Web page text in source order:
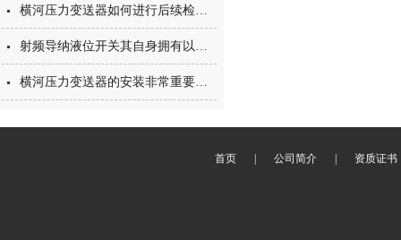
横河压力变送器如何进行后续检定？
射频导纳液位开关其自身拥有以下特点
横河压力变送器的安装非常重要，这几点一定要注意
首页 公司简介 资质证书